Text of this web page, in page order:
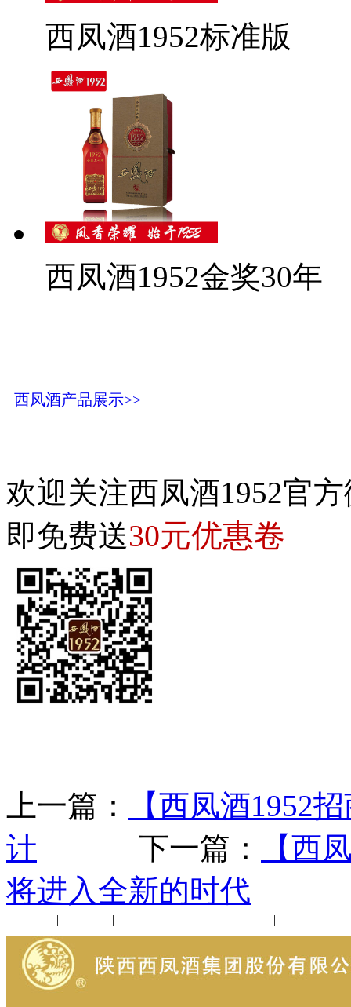
西凤酒1952标准版
西凤酒1952金奖30年
西凤酒产品展示>>
欢迎关注西凤酒1952官
即免费送30元优惠卷
上一篇：
【西凤酒1952
计 下一篇：
【西
将进入全新的时代
| | | |